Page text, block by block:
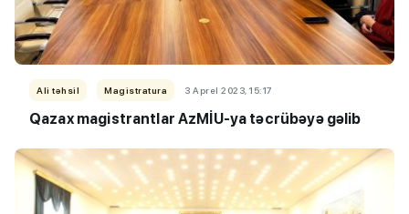
Ali təhsil Magistratura 3 Aprel 2023, 15:17
Qazax magistrantlar AzMİU-ya təcrübəyə gəlib